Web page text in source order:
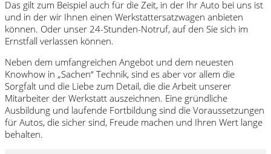
Das gilt zum Beispiel auch für die Zeit, in der Ihr Auto bei uns ist
und in der wir Ihnen einen Werkstattersatzwagen anbieten
können. Oder unser 24-Stunden-Notruf, auf den Sie sich im
Ernstfall verlassen können.
Neben dem umfangreichen Angebot und dem neuesten
Knowhow in „Sachen“ Technik, sind es aber vor allem die
Sorgfalt und die Liebe zum Detail, die die Arbeit unserer
Mitarbeiter der Werkstatt auszeichnen. Eine gründliche
Ausbildung und laufende Fortbildung sind die Voraussetzungen
für Autos, die sicher sind, Freude machen und Ihren Wert lange
behalten.